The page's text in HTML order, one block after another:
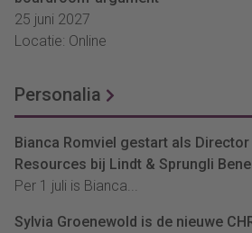
25 juni 2027
Locatie: Online
Personalia
Bianca Romviel gestart als Director
Resources bij Lindt & Sprungli
Per 1 juli is Bianca...
Sylvia Groenewold is de nieuwe